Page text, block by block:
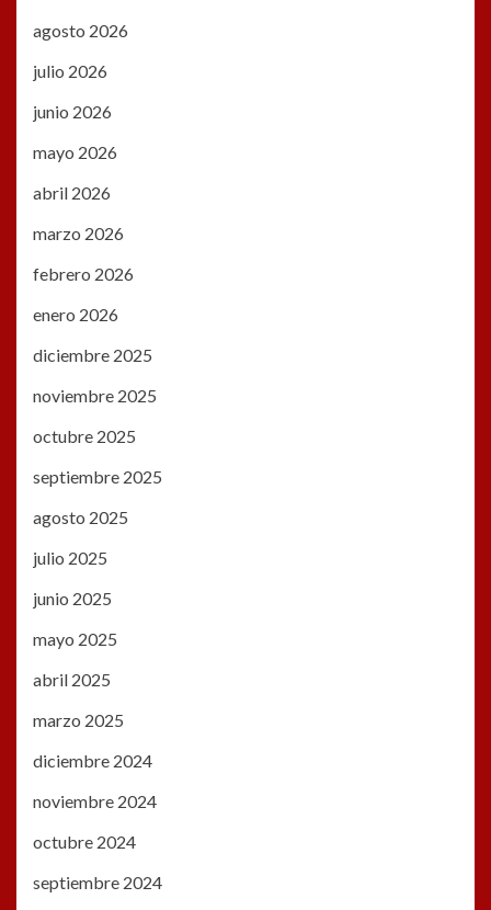
agosto 2026
julio 2026
junio 2026
mayo 2026
abril 2026
marzo 2026
febrero 2026
enero 2026
diciembre 2025
noviembre 2025
octubre 2025
septiembre 2025
agosto 2025
julio 2025
junio 2025
mayo 2025
abril 2025
marzo 2025
diciembre 2024
noviembre 2024
octubre 2024
septiembre 2024